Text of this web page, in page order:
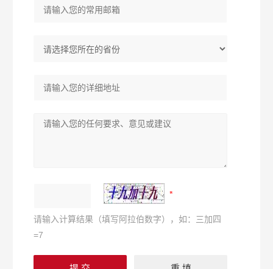
请输入计算结果（填写阿拉伯数字），如：三加四
=7